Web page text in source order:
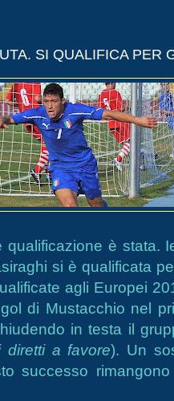
SI QUALIFICA PER
è stata.
si è qualificata
agli Europei
di Mustacchio nel
in testa il
diretti a favore). Un
successo